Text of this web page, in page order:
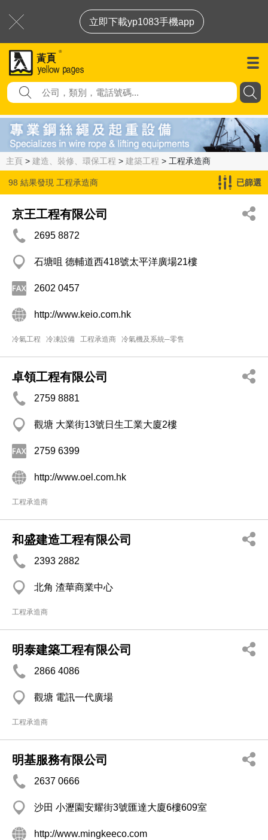
立即下載yp1083手機app
主頁 > 建造、裝修、環保工程 > 建築工程 > 工程承造商
98 結果發現 工程承造商 已篩選
京王工程有限公司
2695 8872
石塘咀 德輔道西418號太平洋廣場21樓
2602 0457
http://www.keio.com.hk
冷氣工程 冷凍設備 工程承造商 冷氣機及系統─零售
卓領工程有限公司
2759 8881
觀塘 大業街13號日生工業大廈2樓
2759 6399
http://www.oel.com.hk
工程承造商
和盛建造工程有限公司
2393 2882
北角 渣華商業中心
工程承造商
明泰建築工程有限公司
2866 4086
觀塘 電訊一代廣場
工程承造商
明基服務有限公司
2637 0666
沙田 小瀝園安耀街3號匯達大廈6樓609室
http://www.mingkeeco.com